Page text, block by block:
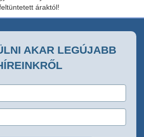
áraktól!
AKAR LEGÚJABB